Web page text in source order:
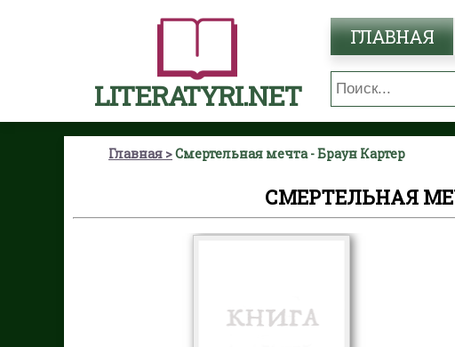
LITERATYRI.NET
ГЛАВНАЯ
Главная Смертельная мечта - Браун Картер
СМЕРТЕЛЬНАЯ